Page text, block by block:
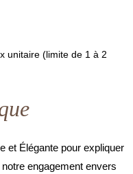
unitaire (limite de 1 à 2
et Élégante pour expliquer
engagement envers